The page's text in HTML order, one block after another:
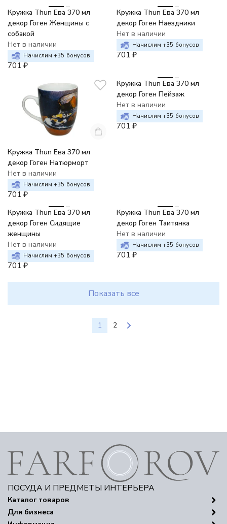
Кружка Thun Ева 370 мл
декор Гоген Женщины с
собакой
Нет в наличии
Начислим +35 бонусов
701 ₽
Кружка Thun Ева 370 мл
декор Гоген Наездники
Нет в наличии
Начислим +35 бонусов
701 ₽
Кружка Thun Ева 370 мл
декор Гоген Натюрморт
Нет в наличии
Начислим +35 бонусов
701 ₽
Кружка Thun Ева 370 мл
декор Гоген Пейзаж
Нет в наличии
Начислим +35 бонусов
701 ₽
Кружка Thun Ева 370 мл
декор Гоген Сидящие
женщины
Нет в наличии
Начислим +35 бонусов
701 ₽
Кружка Thun Ева 370 мл
декор Гоген Таитянка
Нет в наличии
Начислим +35 бонусов
701 ₽
Показать все
1 2
ПОСУДА И ПРЕДМЕТЫ ИНТЕРЬЕРА
Каталог товаров
Для бизнеса